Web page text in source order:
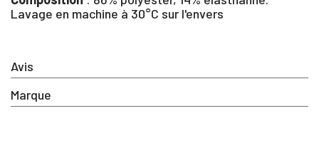
Avis
Marque
Lavage en machine à 30°C sur l'envers
Vous devez être connecté pour enregistrer des